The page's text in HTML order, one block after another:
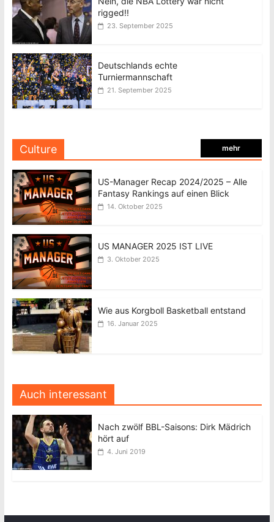
rigged!!
23. September 2025
Deutschlands echte
Turniermannschaft
21. September 2025
Culture mehr
US-Manager Recap 2024/2025 – Alle
Fantasy Rankings auf einen Blick
14. Oktober 2025
US MANAGER 2025 IST LIVE
3. Oktober 2025
Wie aus Korgboll Basketball entstand
16. Januar 2025
Auch interessant
Nach zwölf BBL-Saisons: Dirk Mädrich
hört auf
4. Juni 2019